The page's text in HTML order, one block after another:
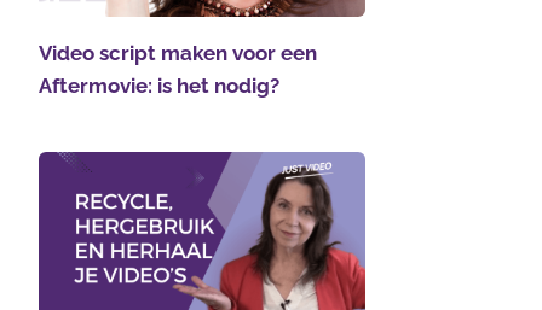
Video script maken voor een
Aftermovie: is het nodig?